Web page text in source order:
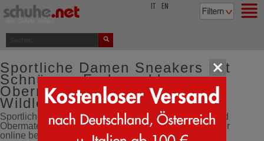
EN
Sportliche Damen Sneakers mit
Schnürung Farbe gold
Obermaterial aus Leder und
Wildleder Futter aus Leder
Sportliche Damen Sneakers mit Schnürung Farbe gold
Obermaterial aus Leder und Wildleder Futter aus Leder
online bestellen direkt aus Italien